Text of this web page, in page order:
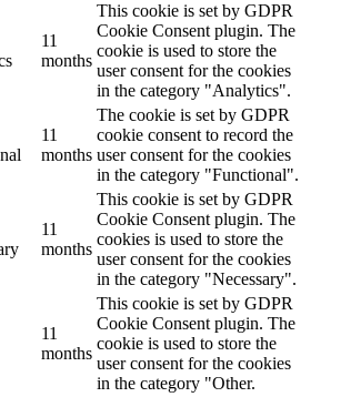
11
months
This cookie is set by GDPR
Cookie Consent plugin. The
cookie is used to store the
user consent for the cookies
in the category "Analytics".
11
months
The cookie is set by GDPR
cookie consent to record the
user consent for the cookies
in the category "Functional".
11
months
This cookie is set by GDPR
Cookie Consent plugin. The
cookies is used to store the
user consent for the cookies
in the category "Necessary".
11
months
This cookie is set by GDPR
Cookie Consent plugin. The
cookie is used to store the
user consent for the cookies
in the category "Other.